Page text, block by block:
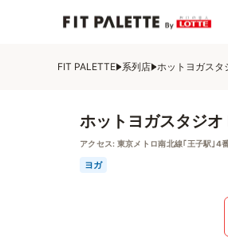
FIT PALETTE 系列店 ホットヨガスタ
ホットヨガスタジ
アクセス: 東京メトロ南北線｢王子駅｣4
ヨガ